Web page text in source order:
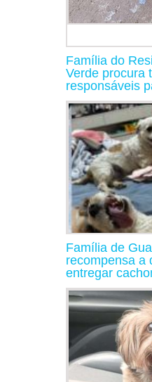
Família do
Verde procura
responsáveis
Família de
recompensa a
entregar